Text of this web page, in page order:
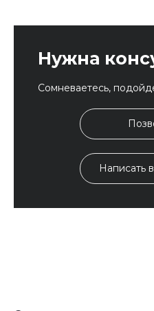
Нужна
Сомневаетесь,
Написать